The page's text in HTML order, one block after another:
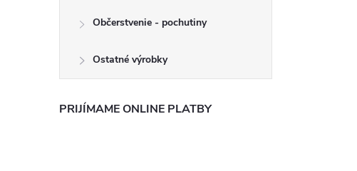
Občerstvenie - pochutiny
Ostatné výrobky
PRIJÍMAME ONLINE PLATBY